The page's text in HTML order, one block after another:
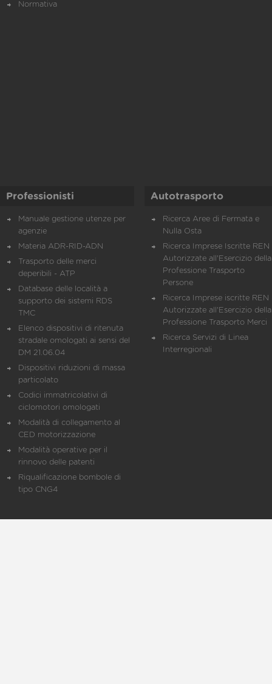
Normativa
Professionisti
Manuale gestione utenze per
agenzie
Materia ADR-RID-ADN
Trasporto delle merci
deperibili - ATP
Database delle località a
supporto dei sistemi RDS
TMC
Elenco dispositivi di ritenuta
stradale omologati ai sensi del
DM 21.06.04
Dispositivi riduzioni di massa
particolato
Codici immatricolativi di
ciclomotori omologati
Modalità di collegamento al
CED motorizzazione
Modalità operative per il
rinnovo delle patenti
Riqualificazione bombole di
tipo CNG4
Autotrasporto
Ricerca Aree di Fermata e
Nulla Osta
Ricerca Imprese Iscritte REN
Autorizzate all'Esercizio della
Professione Trasporto
Persone
Ricerca Imprese iscritte REN
Autorizzate all'Esercizio della
Professione Trasporto Merci
Ricerca Servizi di Linea
Interregionali